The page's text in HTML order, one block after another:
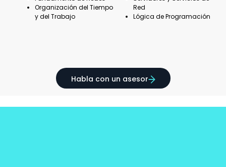
Organización del Tiempo
y del Trabajo
Red
Lógica de Programación
Habla con un asesor